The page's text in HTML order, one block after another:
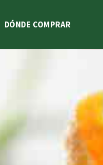
DÓNDE COMPRAR